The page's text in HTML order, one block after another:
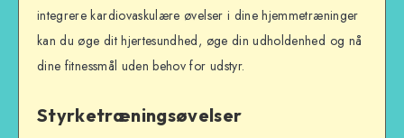
integrere kardiovaskulære øvelser i dine hjemmetræninger
kan du øge dit hjertesundhed, øge din udholdenhed og nå
dine fitnessmål uden behov for udstyr.
Styrketræningsøvelser